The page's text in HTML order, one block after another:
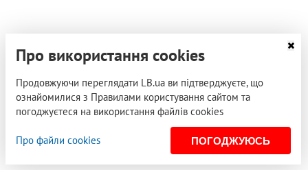
Про використання cookies
Продовжуючи переглядати LB.ua ви підтверджуєте, що
ознайомилися з Правилами користування сайтом та
погоджуєтеся на використання файлів cookies
Про файли cookies ПОГОДЖУЮСЬ